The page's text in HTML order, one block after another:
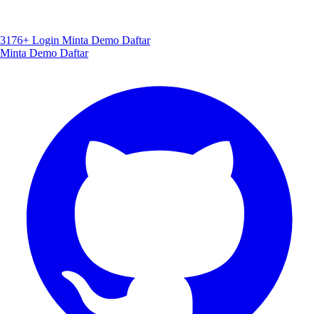
3176+ Login Minta Demo Daftar
Minta Demo Daftar